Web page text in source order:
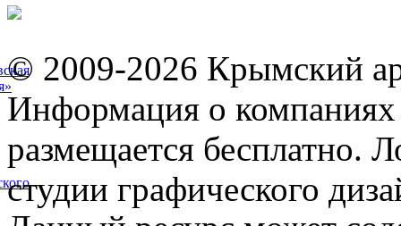
© 2009-2026 Крымский
Информация о компаниях
размещается бесплатно.
студии графического